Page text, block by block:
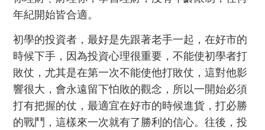
年紀開始皆合適。
初學的投資者，最好是先跟著老手一起，在好市的
時候下手，因為投資心理很重要，不能使初學者打
敗仗，尤其是在第一次不能使他打敗仗，這對他影
響很大，會永遠留下怕敗的觀念，所以一開始必須
打有把握的仗，最適宜在好市的時候進貨，打必勝
的戰鬥，這樣來一次就有了勝利的信心。往後，投